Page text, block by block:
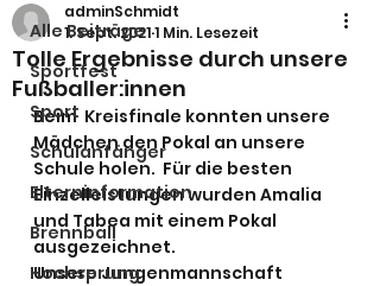
Alle Beiträge
Sportfest
Sport
Schulanfänger
Elterninformation
Brennball
Hochsprung
Tolle Ergebnisse durch unsere
Fußballer:innen
adminSchmidt
1. Sept. 20211 Min. Lesezeit
Beim  Kreisfinale konnten unsere
Mädchen den Pokal an unsere
Schule holen.  Für die besten
Einzelleistungen wurden Amalia
und Tabea mit einem Pokal
ausgezeichnet.
Unsere Jungenmannschaft